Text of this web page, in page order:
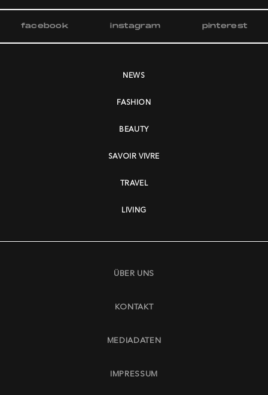
facebook instagram pinterest
NEWS
FASHION
BEAUTY
SAVOIR VIVRE
TRAVEL
LIVING
ÜBER UNS
KONTAKT
MEDIADATEN
IMPRESSUM